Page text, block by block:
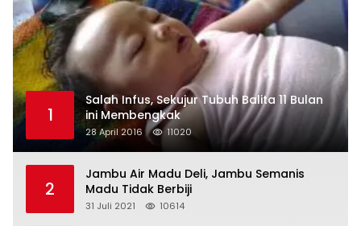
1
Salah Infus, Sekujur Tubuh Balita 11 Bulan
ini Membengkak
28 April 2016 11020
2
Jambu Air Madu Deli, Jambu Semanis
Madu Tidak Berbiji
31 Juli 2021 10614